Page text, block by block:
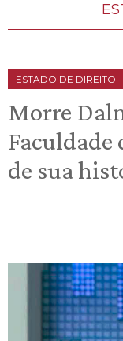
ESTADO DE DIREITO
Morre
Faculdade
de sua